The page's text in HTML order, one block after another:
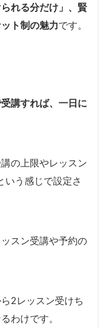
れる分だけ」、賢
ト制の魅力です。
講すれば、一日に
の上限やレッスン
いう感じで設定さ
スン受講や予約の
2レッスン受けち
わけです。